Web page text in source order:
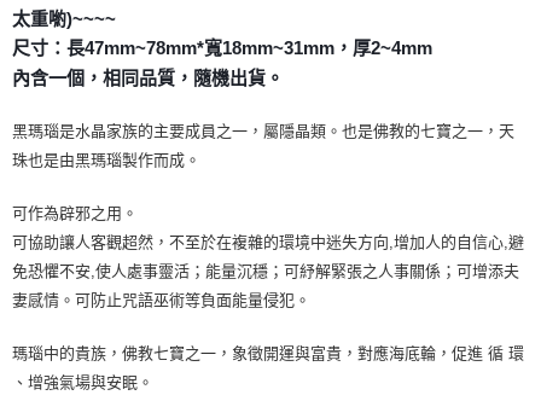
賣家宅配幫您送（台灣）
每筆NT$80，滿NT$3,000(含以上)免運費
每筆NT$80，滿NT$3,000(含以上)免運費
免運費
太重喲)~~~~
尺寸：長47mm~78mm*寬18mm~31mm，厚2~4mm
內含一個，相同品質，隨機出貨。
黑瑪瑙是水晶家族的主要成員之一，屬隱晶類。也是佛教的七寶之一，天
珠也是由黑瑪瑙製作而成。
可作為辟邪之用。
可協助讓人客觀超然，不至於在複雜的環境中迷失方向,增加人的自信心,避
免恐懼不安,使人處事靈活；能量沉穩；可紓解緊張之人事關係；可增添夫
妻感情。可防止咒語巫術等負面能量侵犯。
瑪瑙中的貴族，佛教七寶之一，象徵開運與富貴，對應海底輪，促進 循 環
、增強氣場與安眠。